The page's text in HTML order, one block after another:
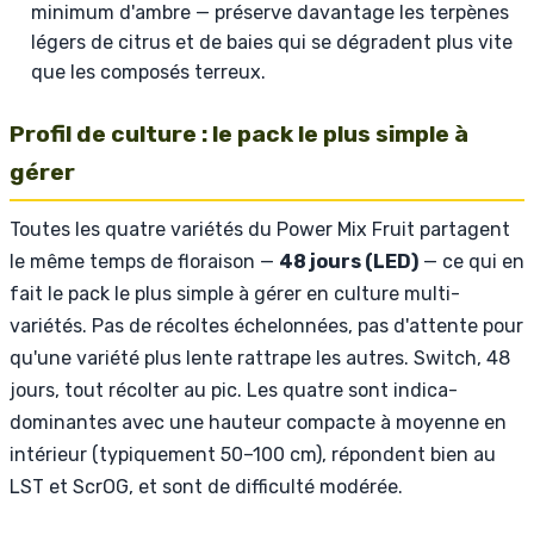
minimum d'ambre — préserve davantage les terpènes
légers de citrus et de baies qui se dégradent plus vite
que les composés terreux.
Profil de culture : le pack le plus simple à
gérer
Toutes les quatre variétés du Power Mix Fruit partagent
le même temps de floraison — 48 jours (LED) — ce qui en
fait le pack le plus simple à gérer en culture multi-
variétés. Pas de récoltes échelonnées, pas d'attente pour
qu'une variété plus lente rattrape les autres. Switch, 48
jours, tout récolter au pic. Les quatre sont indica-
dominantes avec une hauteur compacte à moyenne en
intérieur (typiquement 50–100 cm), répondent bien au
LST et ScrOG, et sont de difficulté modérée.